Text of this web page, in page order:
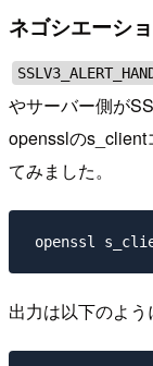
ネゴシエーシ
やサーバー側が
opensslのs_client
てみました。
出力は以下のよう